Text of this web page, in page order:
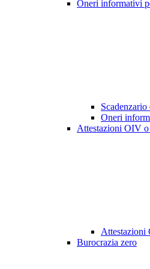
Oneri informativi
Oneri
Attestazioni OIV o
Attestazioni
Burocrazia zero